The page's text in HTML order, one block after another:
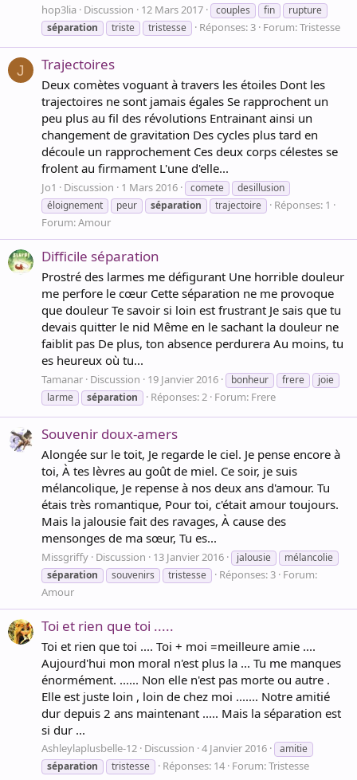
hop3lia Discussion 12 Mars 2017 couples fin
rupture
séparation
triste tristesse Réponses: 3 Forum:Tristesse
J Trajectoires
Deux comètes voguant à travers les étoiles Dont les
trajectoires ne sont jamais égales Se rapprochent un
peu plus au fil des révolutions Entrainant ainsi un
changement de gravitation Des cycles plus tard en
découle un rapprochement Ces deux corps célestes se
frolent au firmament L'une d'elle...
Jo1 Discussion 1 Mars 2016 comete
desillusion
éloignement
peur séparation trajectoire
Réponses: 1
Forum:Amour
Difficile séparation
Prostré des larmes me défigurant Une horrible douleur
me perfore le cœur Cette séparation ne me provoque
que douleur Te savoir si loin est frustrant Je sais que tu
devais quitter le nid Même en le sachant la douleur ne
faiblit pas De plus, ton absence perdurera Au moins, tu
es heureux où tu...
Tamanar Discussion 19 Janvier 2016 bonheur frere
joie
larme
séparation Réponses: 2 Forum: Frere
Souvenir doux-amers
Alongée sur le toit, Je regarde le ciel. Je pense encore à
toi, À tes lèvres au goût de miel. Ce soir, je suis
mélancolique, Je repense à nos deux ans d'amour. Tu
étais très romantique, Pour toi, c'était amour toujours.
Mais la jalousie fait des ravages, À cause des
mensonges de ma sœur, Tu es...
Missgriffy Discussion 13 Janvier 2016 jalousie
mélancolie
séparation
souvenirs tristesse Réponses: 3 Forum:
Amour
Toi et rien que toi .....
Toi et rien que toi .... Toi + moi =meilleure amie ....
Aujourd'hui mon moral n'est plus la ... Tu me manques
énormément. ...... Non elle n'est pas morte ou autre .
Elle est juste loin , loin de chez moi ....... Notre amitié
dur depuis 2 ans maintenant ..... Mais la séparation est
si dur ...
Ashleylaplusbelle-12 Discussion 4 Janvier 2016
amitie
séparation
tristesse Réponses: 14 Forum:Tristesse